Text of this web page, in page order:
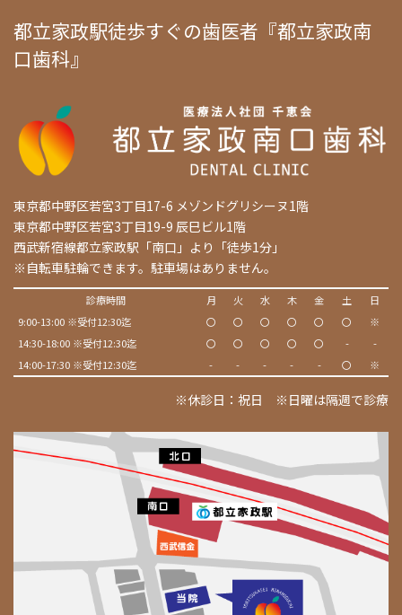
都立家政駅徒歩すぐの歯医者『都立家政南
口歯科』
東京都中野区若宮3丁目17-6 メゾンドグリシーヌ1階
東京都中野区若宮3丁目19-9 辰巳ビル1階
西武新宿線都立家政駅「南口」より「徒歩1分」
※自転車駐輪できます。駐車場はありません。
診療時間 月 火 水 木 金 土
日
9:00-13:00 ※受付12:30迄
〇 〇 〇 〇 〇 〇
※
14:30-18:00 ※受付12:30迄
〇 〇 〇 〇 〇 -
-
14:00-17:30 ※受付12:30迄
- - - - - 〇 ※
※休診日：祝日 ※日曜は隔週で診療